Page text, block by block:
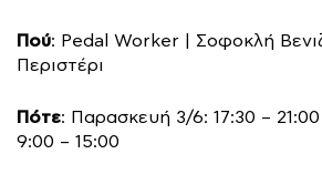
Πού: Pedal Worker | Σοφοκλή
Περιστέρι
Πότε: Παρασκευή 3/6: 17:30 –
9:00 – 15:00